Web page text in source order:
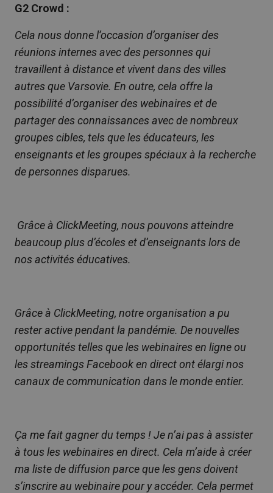
G2 Crowd :
Cela nous donne l’occasion d’organiser des
réunions internes avec des personnes qui
travaillent à distance et vivent dans des villes
autres que Varsovie. En outre, cela offre la
possibilité d’organiser des webinaires et de
partager des connaissances avec de nombreux
groupes cibles, tels que les éducateurs, les
enseignants et les groupes spéciaux à la recherche
de personnes disparues.
Grâce à ClickMeeting, nous pouvons atteindre
beaucoup plus d’écoles et d’enseignants lors de
nos activités éducatives.
Grâce à ClickMeeting, notre organisation a pu
rester active pendant la pandémie. De nouvelles
opportunités telles que les webinaires en ligne ou
les streamings Facebook en direct ont élargi nos
canaux de communication dans le monde entier.
Ça me fait gagner du temps ! Je n’ai pas à assister
à tous les webinaires en direct. Cela m’aide à créer
ma liste de diffusion parce que les gens doivent
s’inscrire au webinaire pour y accéder. Cela permet